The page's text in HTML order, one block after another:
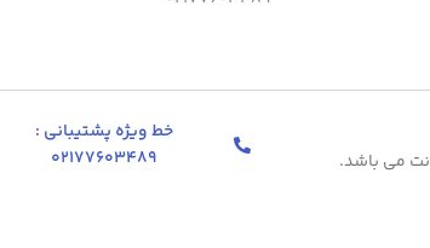
می باشد.
خط ویژه پشتیبانی :
02177603489